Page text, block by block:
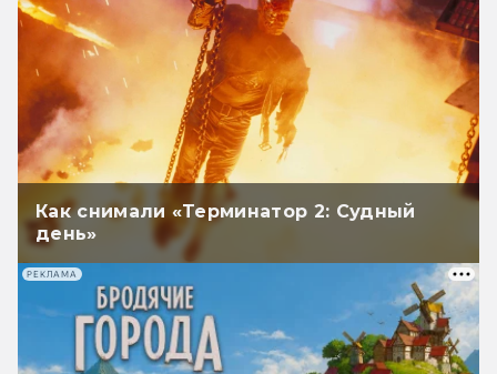
Как снимали «Терминатор 2: Судный
день»
РЕКЛАМА